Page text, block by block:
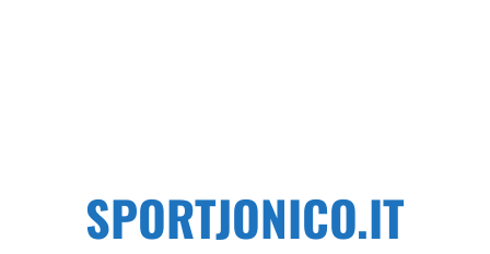
SPORTJONICO.IT